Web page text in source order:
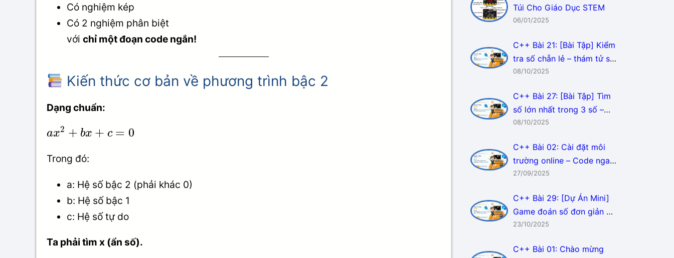
Có nghiệm kép
Có 2 nghiệm phân biệt
với chỉ một đoạn code ngắn!
Kiến thức cơ bản về phương trình bậc 2
Dạng chuẩn:
ax2 + bx + c = 0
Trong đó:
a: Hệ số bậc 2 (phải khác 0)
b: Hệ số bậc 1
c: Hệ số tự do
Ta phải tìm x (ẩn số).
Túi Cho Giáo Dục STEM
06/01/2025
C++ Bài 21: [Bài Tập] Kiểm
tra số chẵn lẻ – thám tử số
học!
08/10/2025
C++ Bài 27: [Bài Tập] Tìm
số lớn nhất trong 3 số –
cuộc chiến so sánh!
08/10/2025
C++ Bài 02: Cài đặt môi
trường online – Code ngay
không cần cài đặt!
27/09/2025
C++ Bài 29: [Dự Án Mini]
Game đoán số đơn giản –
“Tìm kho báu bí ẩn!”
23/10/2025
C++ Bài 01: Chào mừng